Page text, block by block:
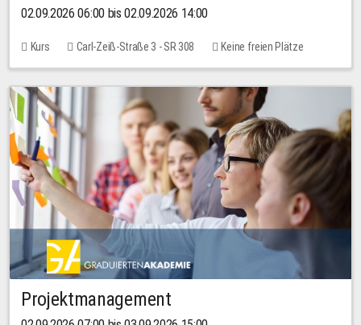
02.09.2026 06:00 bis 02.09.2026 14:00
Kurs Carl-Zeiß-Straße 3 - SR 308 Keine freien Plätze
Projektmanagement